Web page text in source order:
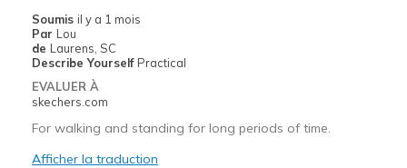
Soumis il y a 1 mois
Par Lou
de Laurens, SC
Describe Yourself Practical
EVALUER À
skechers.com
For walking and standing for long periods of time.
Afficher la traduction